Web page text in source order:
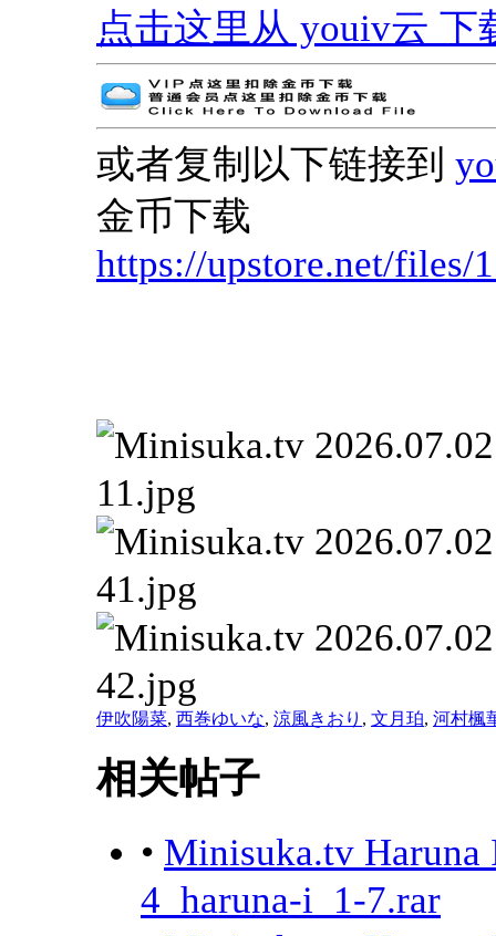
点击这里从 youiv云 下
或者复制以下链接到
金币下载
https://upstore.net/files/
伊吹陽菜, 西巻ゆいな, 涼風きおり , 文月珀, 河村楓
相关帖子
• Minisuka.tv
4_haruna-i_1-7.rar